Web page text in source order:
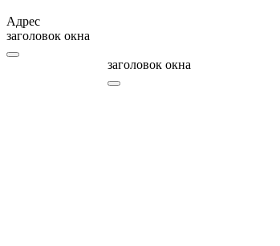
Адрес
заголовок окна
заголовок окна